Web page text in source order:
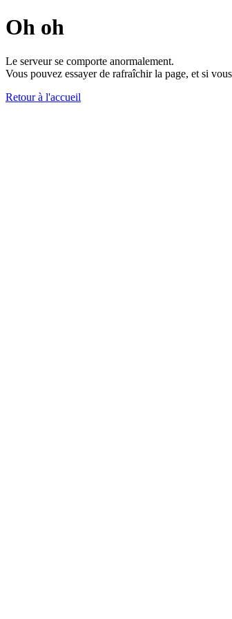
Oh oh
Le serveur se comporte anormalement.
Vous pouvez essayer de rafraîchir la page, et si
Retour à l'accueil